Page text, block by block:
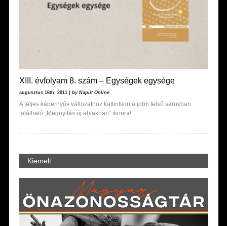
XIII. évfolyam 8. szám – Egységek egysége
augusztus 16th, 2011 | by Napút Online
A teljes képernyős változathoz kattintson a jobb felső sarokban
található „Megnyitás új ablakban” ikonra!
Kiemelt